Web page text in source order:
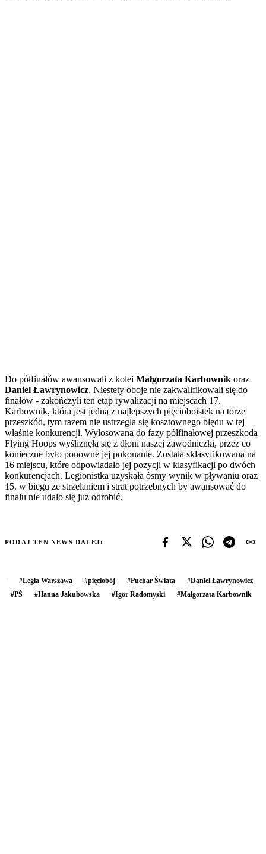
Do półfinałów awansowali z kolei Małgorzata Karbownik oraz
Daniel Ławrynowicz. Niestety oboje nie zakwalifikowali się do
finałów - zakończyli ten etap rywalizacji na miejscach 17.
Karbownik, która jest jedną z najlepszych pięcioboistek na torze
przeszkód, tym razem nie ustrzegła się kosztownego błędu w tej
właśnie konkurencji. Wylosowana do fazy półfinałowej przeszkoda
Flying Hoops wyśliznęła się z dłoni naszej zawodniczki, przez co
konieczne było ponowne jej pokonanie. Została sklasyfikowana na
16 miejscu, które odpowiadało jej pozycji w klasyfikacji po dwóch
konkurencjach. Legionistka uzyskała ósmy wynik w pływaniu oraz
15. w biegu ze strzelaniem i strat potrzebnych by awansować do
finału nie udało się już odrobić.
PODAJ TEN NEWS DALEJ:
#Legia Warszawa #pięciobój #Puchar Świata #Daniel Ławrynowicz
#PŚ #Hanna Jakubowska #Igor Radomyski #Małgorzata Karbownik